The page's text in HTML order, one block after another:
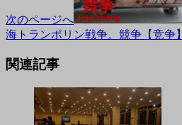
次のページへ
海トランポリン戦争。競争【竞争】
関連記事